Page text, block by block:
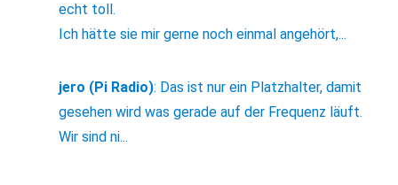
echt toll.
Ich hätte sie mir gerne noch einmal angehört,...
jero (Pi Radio): Das ist nur ein Platzhalter, damit
gesehen wird was gerade auf der Frequenz läuft.
Wir sind ni...